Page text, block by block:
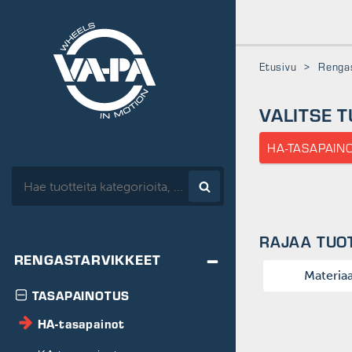
RENGASTARVIKKEET
TASAPAINOTUS
HA-tasapainot
Etusivu >
VALITSE
HA-
RAJAA